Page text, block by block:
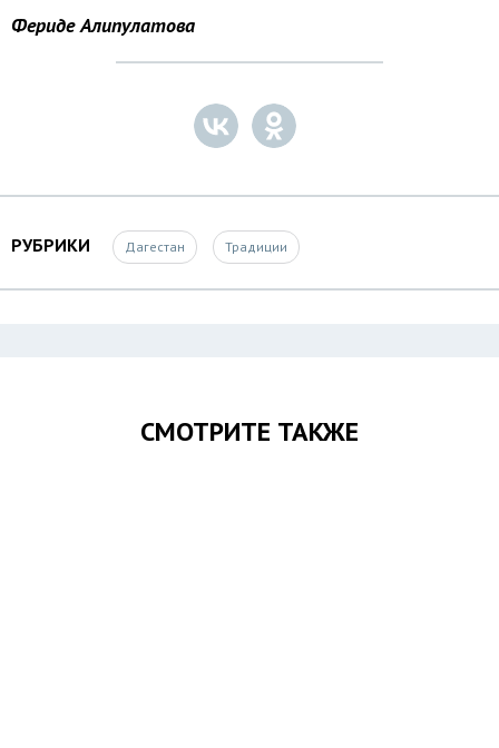
Фериде Алипулатова
РУБРИКИ Дагестан Традиции
СМОТРИТЕ ТАКЖЕ